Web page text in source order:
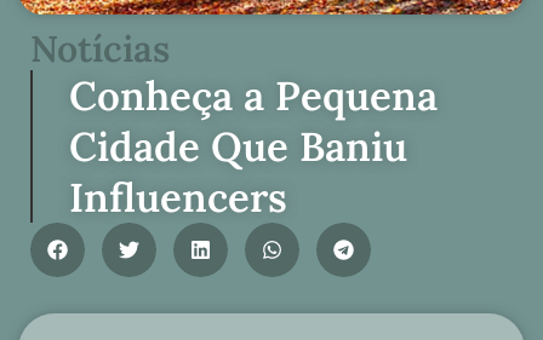
Notícias
Conheça a Pequena
Cidade Que Baniu
Influencers